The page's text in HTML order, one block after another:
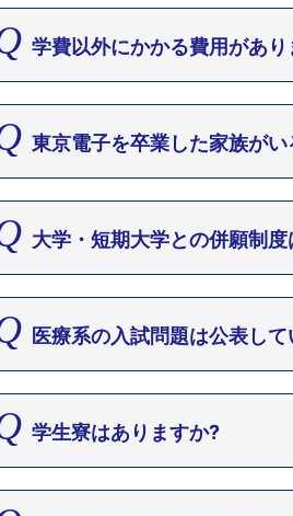
学費以外にかかる費用があり
東京電子を卒業した家族が
大学・短期大学との併願制
医療系の入試問題は公表し
学生寮はありますか?